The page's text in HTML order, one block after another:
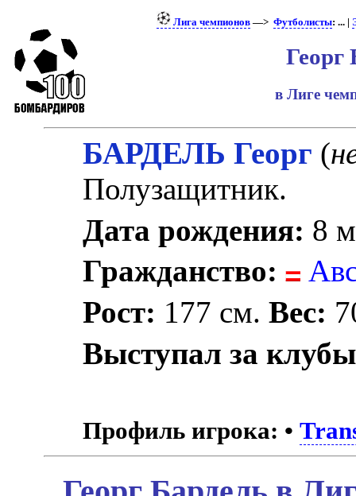
Лига чемпионов —>Футболисты: ... |
Георг
в Лиге
БАРДЕЛЬ Георг (
Полузащитник.
Дата рождения: 8
Гражданство:
Рост: 177 см.Вес:
Выступал за
Профиль игрока: •